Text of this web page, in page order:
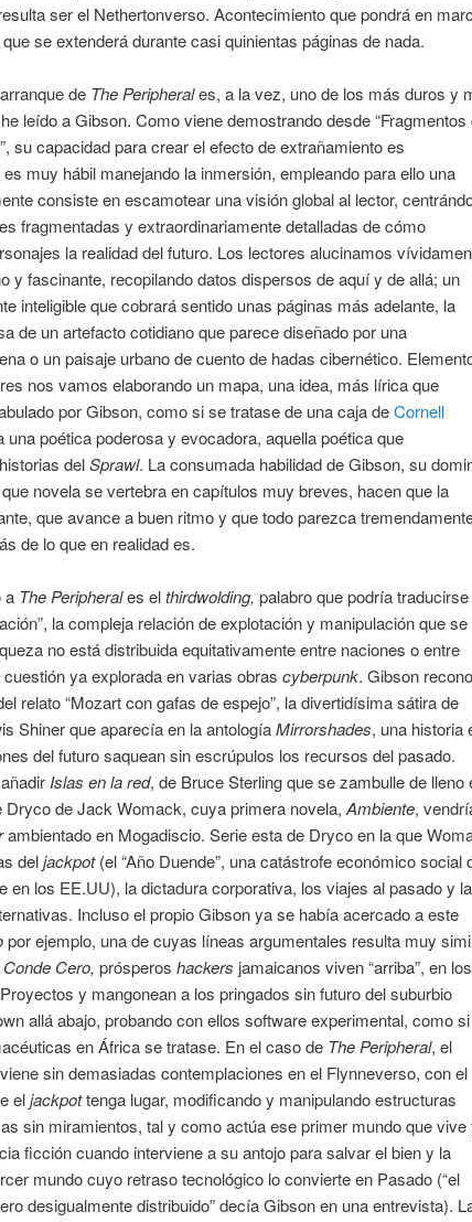
ser el Nethertonverso. Acontecimiento que pondrá en
se extenderá durante casi quinientas páginas de nada.
de The Peripherales, a la vez, uno de los más duros y
leído a Gibson. Como viene demostrando desde “Fragmentos
su capacidad para crear el efecto de extrañamiento es
muy hábil manejando la inmersión, empleando para ello una
consiste en escamotear una visión global al lector,
fragmentadas y extraordinariamente detalladas de cómo
la realidad del futuro. Los lectores alucinamos
y fascinante, recopilando datos dispersos de aquí y de allá; un
inteligible que cobrará sentido unas páginas más adelante, la
de un artefacto cotidiano que parece diseñado por una
o un paisaje urbano de cuento de hadas cibernético.
nos vamos elaborando un mapa, una idea, más lírica que
por Gibson, como si se tratase de una caja deCornell
una poética poderosa y evocadora, aquella poética que
delSprawl. La consumada habilidad de Gibson, su
novela se vertebra en capítulos muy breves, hacen que la
que avance a buen ritmo y que todo parezca
de lo que en realidad es.
a The Peripherales elthirdwolding, palabro que podría traducirse
la compleja relación de explotación y manipulación que se
no está distribuida equitativamente entre naciones o entre
ya explorada en varias obras cyberpunk. Gibson
relato “Mozart con gafas de espejo”, la divertidísima sátira de
Shiner que aparecía en la antologíaMirrorshades, una historia
del futuro saquean sin escrúpulos los recursos del pasado.
Islas en la red, de Bruce Sterling que se zambulle de lleno
Dryco de Jack Womack, cuya primera novela,Ambiente,
ambientado en Mogadiscio. Serie esta de Dryco en la que
deljackpot(el “Año Duende”, una catástrofe económico social
en los EE.UU), la dictadura corporativa, los viajes al pasado y
Incluso el propio Gibson ya se había acercado a este
por ejemplo, una de cuyas líneas argumentales resulta muy
Conde Cero, prósperos hackers jamaicanos viven “arriba”, en los
y mangonean a los pringados sin futuro del suburbio
allá abajo, probando con ellos software experimental, como
en África se tratase. En el caso de The Peripheral, el
sin demasiadas contemplaciones en el Flynneverso, con el
eljackpottenga lugar, modificando y manipulando estructuras
sin miramientos, tal y como actúa ese primer mundo que vive
ficción cuando interviene a su antojo para salvar el bien y la
mundo cuyo retraso tecnológico lo convierte en Pasado (“el
desigualmente distribuido” decía Gibson en una entrevista).